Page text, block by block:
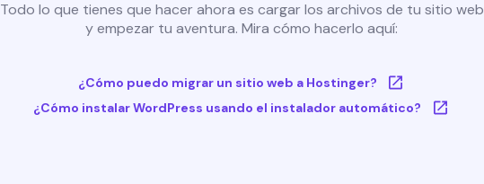
Todo lo que tienes que hacer ahora es cargar los archivos de tu sitio web
y empezar tu aventura. Mira cómo hacerlo aquí:
¿Cómo puedo migrar un sitio web a Hostinger?
¿Cómo instalar WordPress usando el instalador automático?